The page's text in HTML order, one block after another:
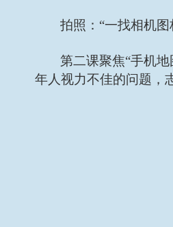
拍照： “一找相机
第二课聚焦“手机
年人视力不佳的问题，